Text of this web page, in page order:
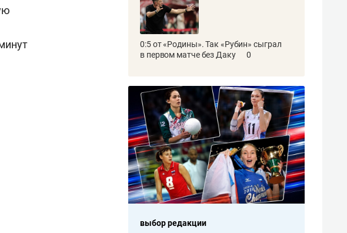
0:5 от «Родины». Так «Рубин» сыграл
в первом матче без Даку
0
выбор редакции